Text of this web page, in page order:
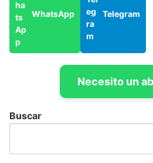
WhatsApp Telegram
Necesito un
Buscar